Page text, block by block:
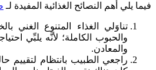
فيما يلي أهم النصائح الغذائية المفيدة لـ
تناوَلي الغذاء المتنوع الغني
والحبوب الكاملة؛ لأنَّه يلبِّي
والمعادن.
راجعي الطبيب بانتظام لتقييم